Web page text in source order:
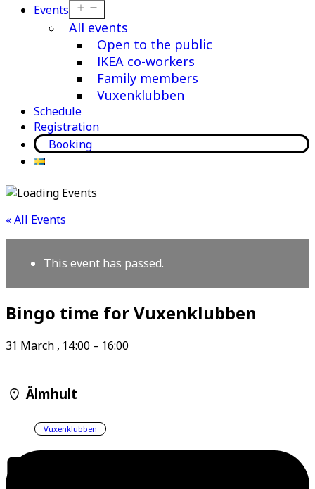
Events
menu
All events
Open to the public
IKEA co-workers
Family members
Vuxenklubben
Schedule
Registration
Booking
« All Events
This event has passed.
Bingo time for Vuxenklubben
31 March , 14:00 – 16:00
Älmhult
Vuxenklubben